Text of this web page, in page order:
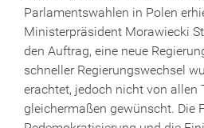
Parlamentswahlen in Polen
Ministerpräsident Morawiecki
den Auftrag, eine neue
schneller Regierungswechsel
erachtet, jedoch nicht von allen
gleichermaßen gewünscht. Die